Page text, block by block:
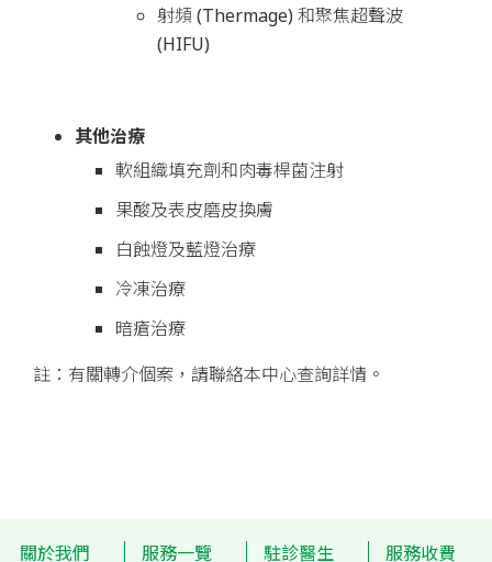
射頻 (Thermage) 和聚焦超聲波
(HIFU)
其他治療
軟組織填充劑和肉毒桿菌注射
果酸及表皮磨皮換膚
白蝕燈及藍燈治療
冷凍治療
暗瘡治療
註：有關轉介個案，請聯絡本中心查詢詳情。
關於我們 服務一覽 駐診醫生 服務收費